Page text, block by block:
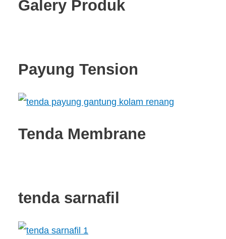
Galery Produk
Payung Tension
Tenda Membrane
tenda sarnafil